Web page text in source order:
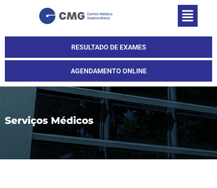
RESULTADO DE EXAMES
AGENDAMENTO ONLINE
Serviços Médicos